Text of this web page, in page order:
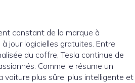
constant de la marque à
jour logicielles gratuites. Entre
du coffre, Tesla continue de
Comme le résume un
voiture plus sûre, plus intelligente et